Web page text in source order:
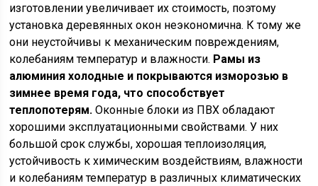
изготовлении увеличивает их стоимость, поэтому
установка деревянных окон неэкономична. К тому же
они неустойчивы к механическим повреждениям,
колебаниям температур и влажности. Рамы из
алюминия холодные и покрываются изморозью в
зимнее время года, что способствует
теплопотерям. Оконные блоки из ПВХ обладают
хорошими эксплуатационными свойствами. У них
большой срок службы, хорошая теплоизоляция,
устойчивость к химическим воздействиям, влажности
и колебаниям температур в различных климатических